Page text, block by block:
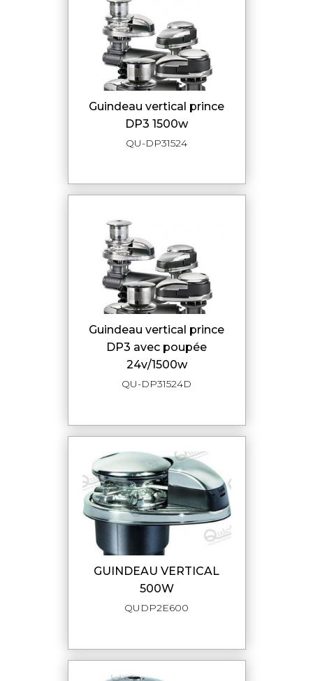
guindeau vertical prince
DP3 1500w
QU-DP31524
guindeau vertical prince
DP3 avec poupée
24v/1500w
QU-DP31524D
GUINDEAU VERTICAL
500W
QUDP2E600